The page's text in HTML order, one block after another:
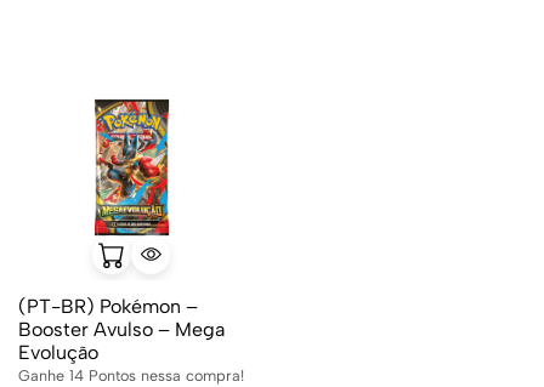
(PT-BR) Pokémon –
Booster Avulso – Mega
Evolução
Ganhe 14 Pontos nessa compra!